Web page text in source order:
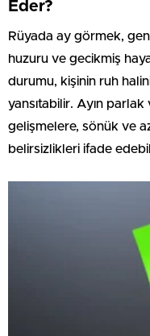
Eder?
Rüyada ay görmek,
huzuru ve gecikmiş
durumu, kişinin ruh
yansıtabilir. Ayın
gelişmelere, sönük ve
belirsizlikleri ifade